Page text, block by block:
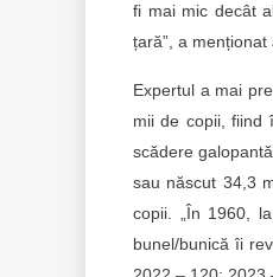
fi mai mic decât
țară”, a menționat
Expertul a mai
mii de copii, fiind
scădere
sau născut 34,3
copii. „În 1960,
bunel/bunică îi